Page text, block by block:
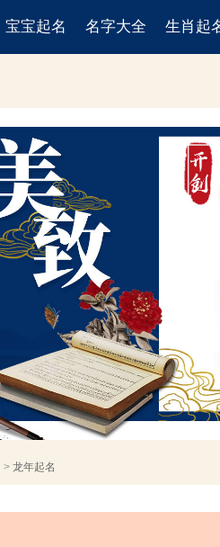
宝宝起名 名字大全 生肖起
> 龙年起名